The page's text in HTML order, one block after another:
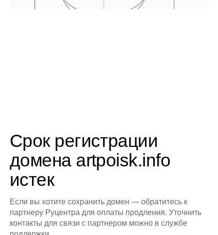
Срок регистрации
домена artpoisk.info
истек
Если вы хотите сохранить домен — обратитесь к
партнеру Руцентра для оплаты продления. Уточнить
контакты для связи с партнером можно в службе